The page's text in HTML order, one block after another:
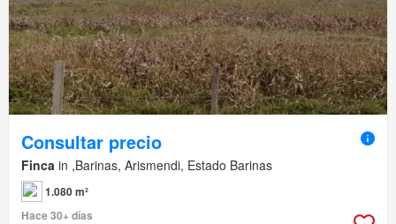
Consultar precio
Finca in ,Barinas, Arismendi, Estado Barinas
1.080 m²
Hace 30+ días